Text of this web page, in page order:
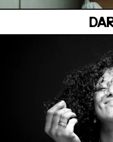
MANOIR